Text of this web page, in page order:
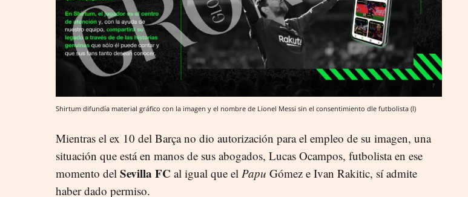
Shirtum difundía material gráfico con la imagen y el nombre de Lionel Messi sin el consentimiento dle futbolista (I)
Mientras el ex 10 del Barça no dio autorización para el empleo de su imagen, una
situación que está en manos de sus abogados, Lucas Ocampos, futbolista en ese
momento del Sevilla FC al igual que el Papu Gómez e Ivan Rakitic, sí admite
haber dado permiso.